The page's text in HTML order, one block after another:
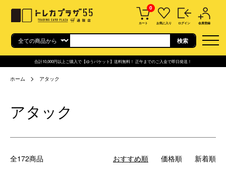
0
カート お気に入り ログイン 会員登録
合計10,000円以上ご購入で【ゆうパケット】送料無料！ 正午までのご入金で即日発送！
ホーム アタック
アタック
全172商品 おすすめ順 価格順 新着順